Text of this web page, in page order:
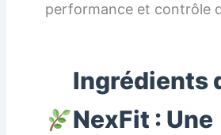
performance et contrôle
Ingrédients
NexFit : Une